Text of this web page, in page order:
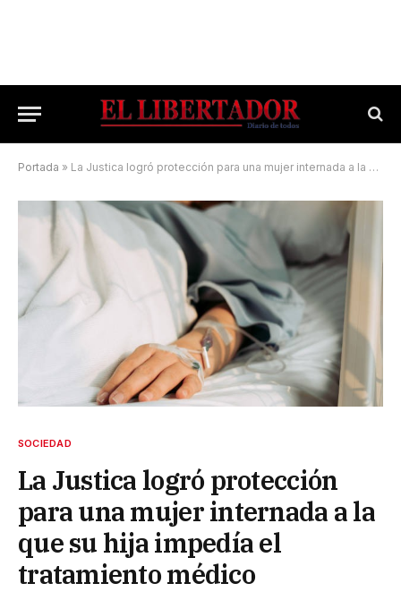
Portada » La Justica logró protección para una mujer internada a la que su hija impedía el tratamiento médico
SOCIEDAD
La Justica logró protección
para una mujer internada a la
que su hija impedía el
tratamiento médico